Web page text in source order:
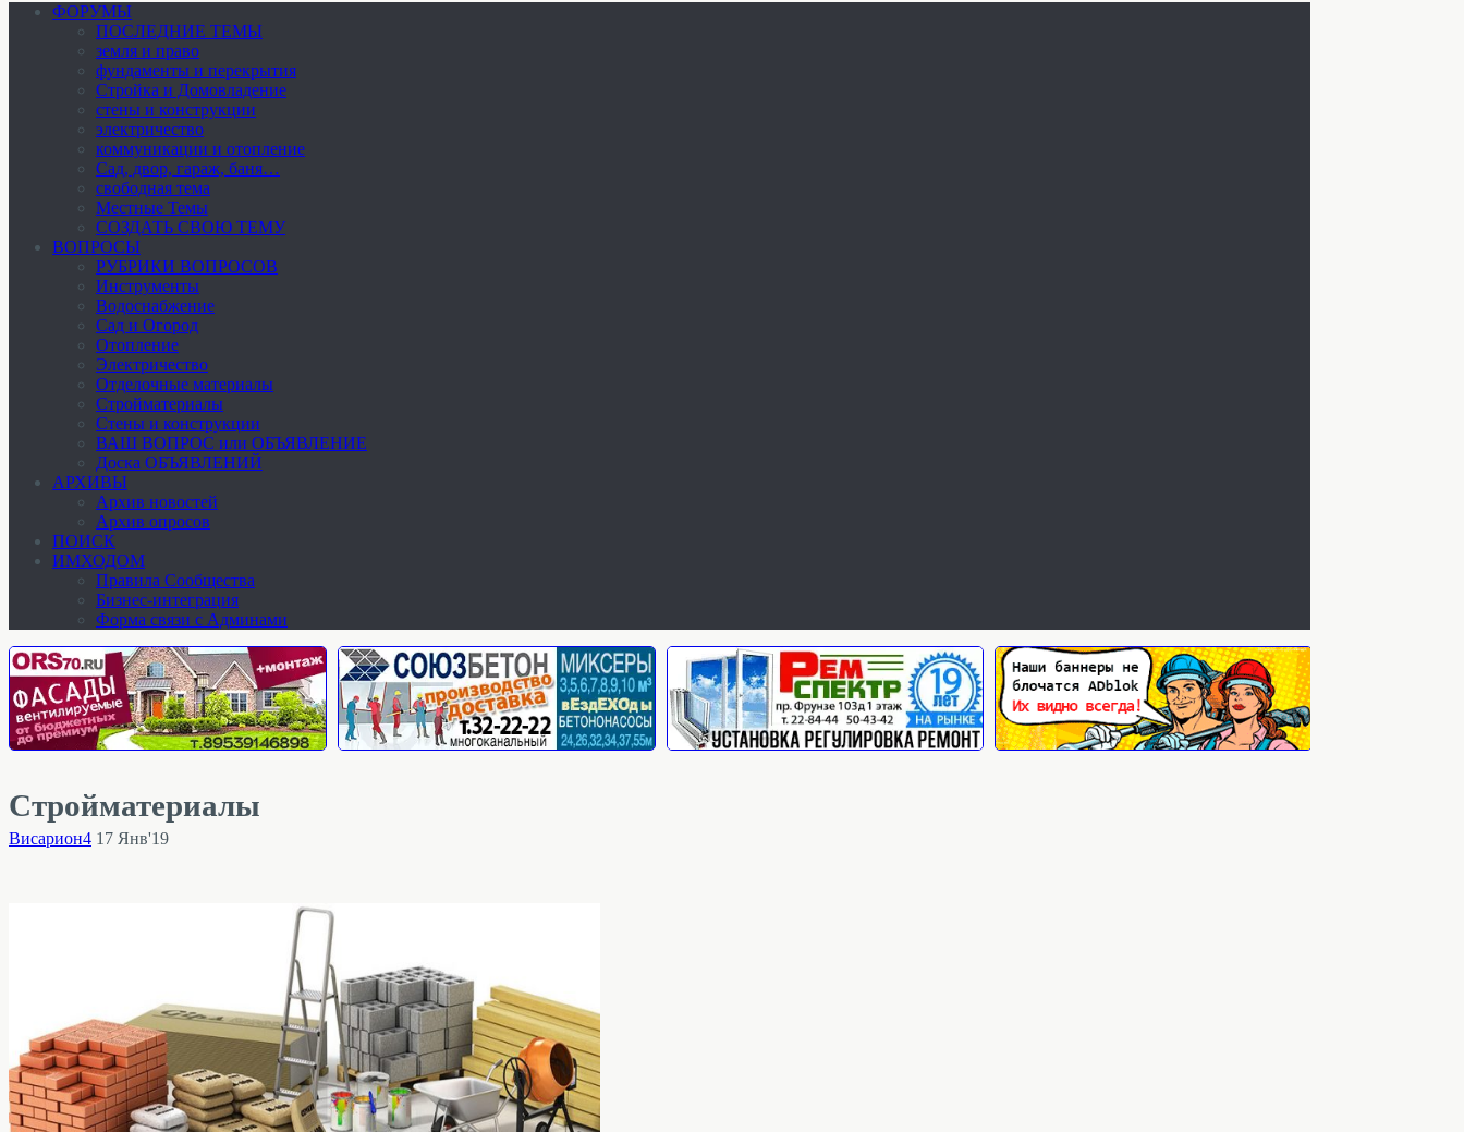
ФОРУМЫ
ПОСЛЕДНИЕ ТЕМЫ
земля и право
фундаменты и перекрытия
Стройка и Домовладение
стены и конструкции
электричество
коммуникации и отопление
Cад, двор, гараж, баня…
свободная тема
Местные Темы
СОЗДАТЬ СВОЮ ТЕМУ
ВОПРОСЫ
РУБРИКИ ВОПРОСОВ
Инструменты
Водоснабжение
Сад и Огород
Отопление
Электричество
Отделочные материалы
Стройматериалы
Стены и конструкции
ВАШ ВОПРОС или ОБЪЯВЛЕНИЕ
Доска ОБЪЯВЛЕНИЙ
АРХИВЫ
Архив новостей
Архив опросов
ПОИСК
ИМХОДОМ
Правила Сообщества
Бизнес-интеграция
Форма связи с Админами
Стройматериалы
Висариoн4 17 Янв'19